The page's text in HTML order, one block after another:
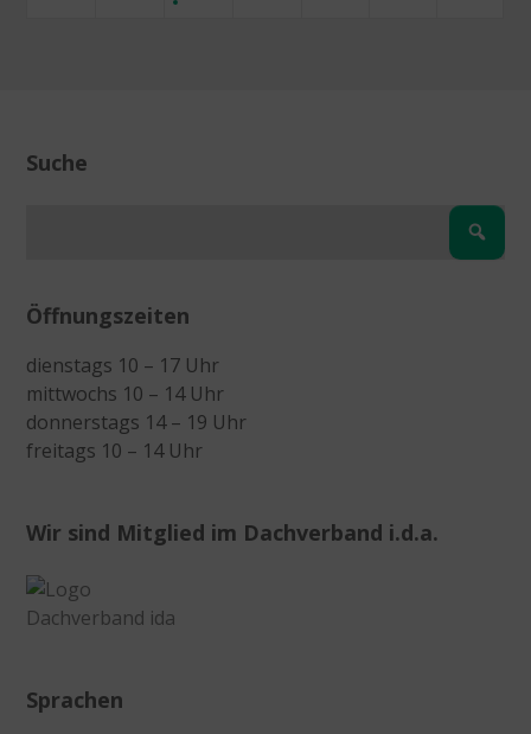
Suche
Öffnungszeiten
dienstags 10 – 17 Uhr
mittwochs 10 – 14 Uhr
donnerstags 14 – 19 Uhr
freitags 10 – 14 Uhr
Wir sind Mitglied im Dachverband i.d.a.
Sprachen